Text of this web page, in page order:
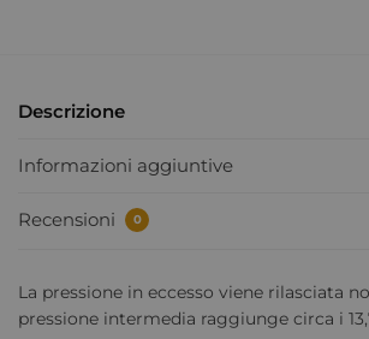
Descrizione
Informazioni aggiuntive
Recensioni 0
La pressione in eccesso viene rilasciata
pressione intermedia raggiunge circa i